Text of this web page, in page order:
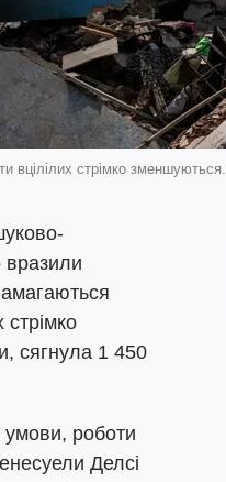
вцілілих стрімко зменшуються.
вразили
стрімко
сягнула 1 450
умови, роботи
Делсі